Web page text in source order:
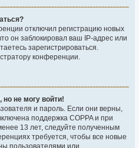
отключил регистрацию новых
он заблокировал ваш IP-адрес или
зарегистрироваться.
конференции.
но не могу войти!
и пароль. Если они верны,
поддержка COPPA и при
13 лет, следуйте полученным
требуется, чтобы все новые
пользователями или